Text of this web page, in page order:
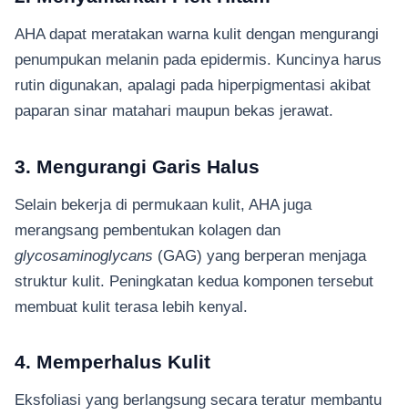
AHA dapat meratakan warna kulit dengan mengurangi
penumpukan melanin pada epidermis. Kuncinya harus
rutin digunakan, apalagi pada hiperpigmentasi akibat
paparan sinar matahari maupun bekas jerawat.
3. Mengurangi Garis Halus
Selain bekerja di permukaan kulit, AHA juga
merangsang pembentukan kolagen dan
glycosaminoglycans (GAG) yang berperan menjaga
struktur kulit. Peningkatan kedua komponen tersebut
membuat kulit terasa lebih kenyal.
4. Memperhalus Kulit
Eksfoliasi yang berlangsung secara teratur membantu